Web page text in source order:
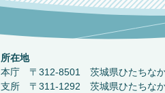
所在地
本庁 〒312-8501 茨城県ひたちなか
支所 〒311-1292 茨城県ひたちなか